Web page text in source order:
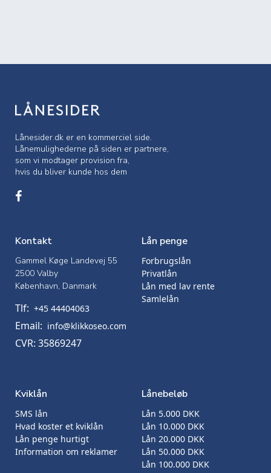
Lånesider.dk er en kommerciel side.
Lånemulighederne på siden er partnere,
som vi modtager provision fra,
hvis du bliver kunde hos dem
Kontakt
Gammel Køge Landevej 55
2500 Valby
København, Danmark
Tlf: +45 44404063
Email: info@klikkoseo.com
CVR: 35869247
Lån penge
Forbrugslån
Privatlån
Lån med lav rente
Samlelån
Kviklån
SMS lån
Hvad koster et kviklån
Lån penge hurtigt
Information om reklamer
Lånebeløb
Lån 5.000 DKK
Lån 10.000 DKK
Lån 20.000 DKK
Lån 50.000 DKK
Lån 100.000 DKK